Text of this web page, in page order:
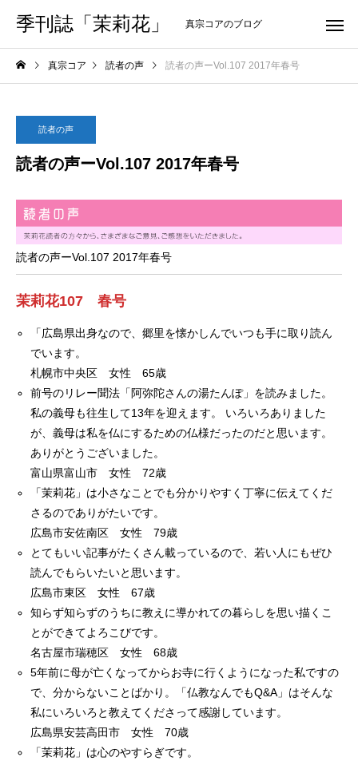
季刊誌「茉莉花」 真宗コアのブログ
真宗コア 読者の声 読者の声ーVol.107 2017年春号
読者の声
読者の声ーVol.107 2017年春号
読者の声ーVol.107 2017年春号
茉莉花107 春号
「広島県出身なので、郷里を懐かしんでいつも手に取り読ん
でいます。
札幌市中央区 女性 65歳
前号のリレー聞法「阿弥陀さんの湯たんぽ」を読みました。
私の義母も往生して13年を迎えます。 いろいろありました
が、義母は私を仏にするための仏様だったのだと思います。
ありがとうございました。
富山県富山市 女性 72歳
「茉莉花」は小さなことでも分かりやすく丁寧に伝えてくだ
さるのでありがたいです。
広島市安佐南区 女性 79歳
とてもいい記事がたくさん載っているので、若い人にもぜひ
読んでもらいたいと思います。
広島市東区 女性 67歳
知らず知らずのうちに教えに導かれての暮らしを思い描くこ
とができてよろこびです。
名古屋市瑞穂区 女性 68歳
5年前に母が亡くなってからお寺に行くようになった私ですの
で、分からないことばかり。「仏教なんでもQ&A」はそんな
私にいろいろと教えてくださって感謝しています。
広島県安芸高田市 女性 70歳
「茉莉花」は心のやすらぎです。